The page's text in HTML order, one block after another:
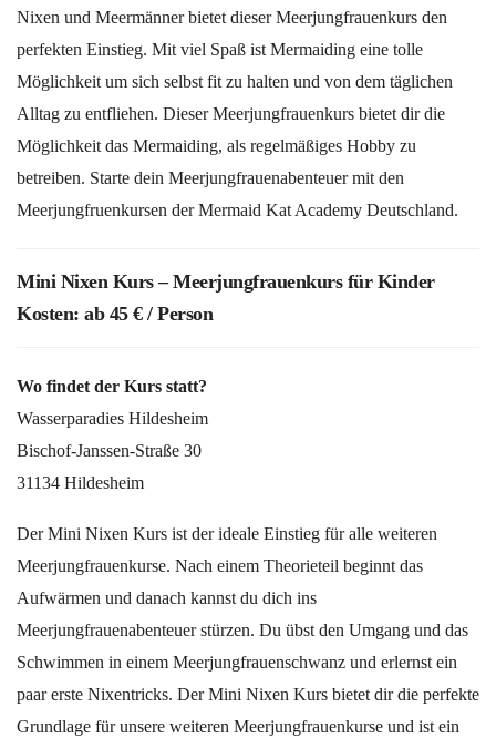
Nixen und Meermänner bietet dieser Meerjungfrauenkurs den
perfekten Einstieg. Mit viel Spaß ist Mermaiding eine tolle
Möglichkeit um sich selbst fit zu halten und von dem täglichen
Alltag zu entfliehen. Dieser Meerjungfrauenkurs bietet dir die
Möglichkeit das Mermaiding, als regelmäßiges Hobby zu
betreiben. Starte dein Meerjungfrauenabenteuer mit den
Meerjungfruenkursen der Mermaid Kat Academy Deutschland.
Mini Nixen Kurs – Meerjungfrauenkurs für Kinder
Kosten: ab 45 € / Person
Wo findet der Kurs statt?
Wasserparadies Hildesheim
Bischof-Janssen-Straße 30
31134 Hildesheim
Der Mini Nixen Kurs ist der ideale Einstieg für alle weiteren
Meerjungfrauenkurse. Nach einem Theorieteil beginnt das
Aufwärmen und danach kannst du dich ins
Meerjungfrauenabenteuer stürzen. Du übst den Umgang und das
Schwimmen in einem Meerjungfrauenschwanz und erlernst ein
paar erste Nixentricks. Der Mini Nixen Kurs bietet dir die perfekte
Grundlage für unsere weiteren Meerjungfrauenkurse und ist ein